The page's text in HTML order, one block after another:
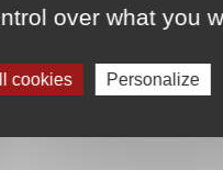
vous.
Dr
Mail
over what you
cookies Personalize